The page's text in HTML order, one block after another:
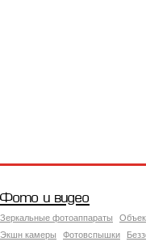
Фото и видео
Зеркальные фотоаппараты
Экшн камеры
Фотовспышки